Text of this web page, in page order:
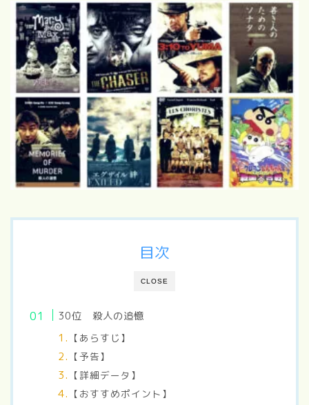
CLOSE
目次
30位 殺人の追憶
【あらすじ】
【予告】
【詳細データ】
【おすすめポイント】